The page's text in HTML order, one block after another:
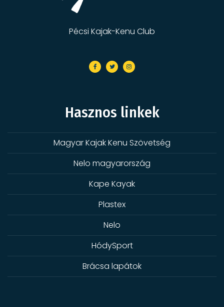
Pécsi Kajak-Kenu Club
Hasznos linkek
Magyar Kajak Kenu Szövetség
Nelo magyarország
Kape Kayak
Plastex
Nelo
HódySport
Brácsa lapátok